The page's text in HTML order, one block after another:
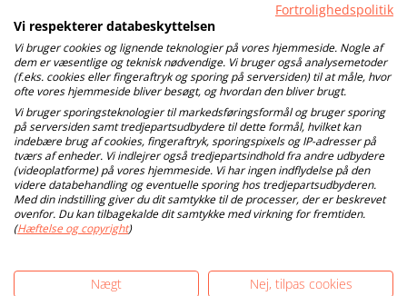
Fortrolighedspolitik
Vi respekterer databeskyttelsen
Vi bruger cookies og lignende teknologier på vores hjemmeside. Nogle af
dem er væsentlige og teknisk nødvendige. Vi bruger også analysemetoder
(f.eks. cookies eller fingeraftryk og sporing på serversiden) til at måle, hvor
ofte vores hjemmeside bliver besøgt, og hvordan den bliver brugt.
Vi bruger sporingsteknologier til markedsføringsformål og bruger sporing
på serversiden samt tredjepartsudbydere til dette formål, hvilket kan
indebære brug af cookies, fingeraftryk, sporingspixels og IP-adresser på
tværs af enheder. Vi indlejrer også tredjepartsindhold fra andre udbydere
(videoplatforme) på vores hjemmeside. Vi har ingen indflydelse på den
videre databehandling og eventuelle sporing hos tredjepartsudbyderen.
Med din indstilling giver du dit samtykke til de processer, der er beskrevet
ovenfor. Du kan tilbagekalde dit samtykke med virkning for fremtiden.
(Hæftelse og copyright)
Nægt
Nej, tilpas cookies